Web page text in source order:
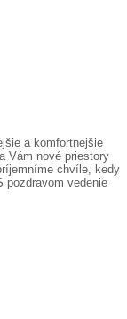
a komfortnejšie
Vám nové priestory
chvíle, kedy
pozdravom vedenie